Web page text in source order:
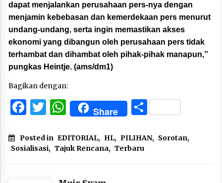
dapat menjalankan perusahaan pers-nya dengan
menjamin kebebasan dan kemerdekaan pers menurut
undang-undang, serta ingin memastikan akses
ekonomi yang dibangun oleh perusahaan pers tidak
terhambat dan dihambat oleh pihak-pihak manapun,”
pungkas Heintje. (ams/dm1)
Bagikan dengan:
Facebook
Twitter
WhatsApp
Share Share
Posted in EDITORIAL, HL, PILIHAN, Sorotan,
Sosialisasi, Tajuk Rencana, Terbaru